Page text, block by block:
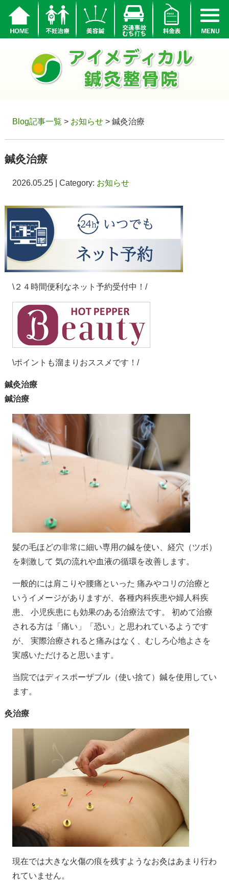
Blog記事一覧 > お知らせ> 鍼灸治療
鍼灸治療
2026.05.25 | Category: お知らせ
\２４時間便利なネット予約受付中！/
\ポイントも溜まりおススメです！/
鍼灸治療
鍼治療
髪の毛ほどの非常に細い専用の鍼を使い、経穴（ツボ）
を刺激して 気の流れや血液の循環を改善します。
一般的には肩こりや腰痛といった 痛みやコリの治療と
いうイメージがありますが、各種内科疾患や婦人科疾
患、 小児疾患にも効果のある治療法です。 初めて治療
される方は「痛い」「恐い」と思われているようです
が、 実際治療されると痛みはなく、むしろ心地よさを
実感いただけると思います。
当院ではディスポーザブル（使い捨て）鍼を使用してい
ます。
灸治療
現在では大きな火傷の痕を残すようなお灸はあまり行わ
れていません。